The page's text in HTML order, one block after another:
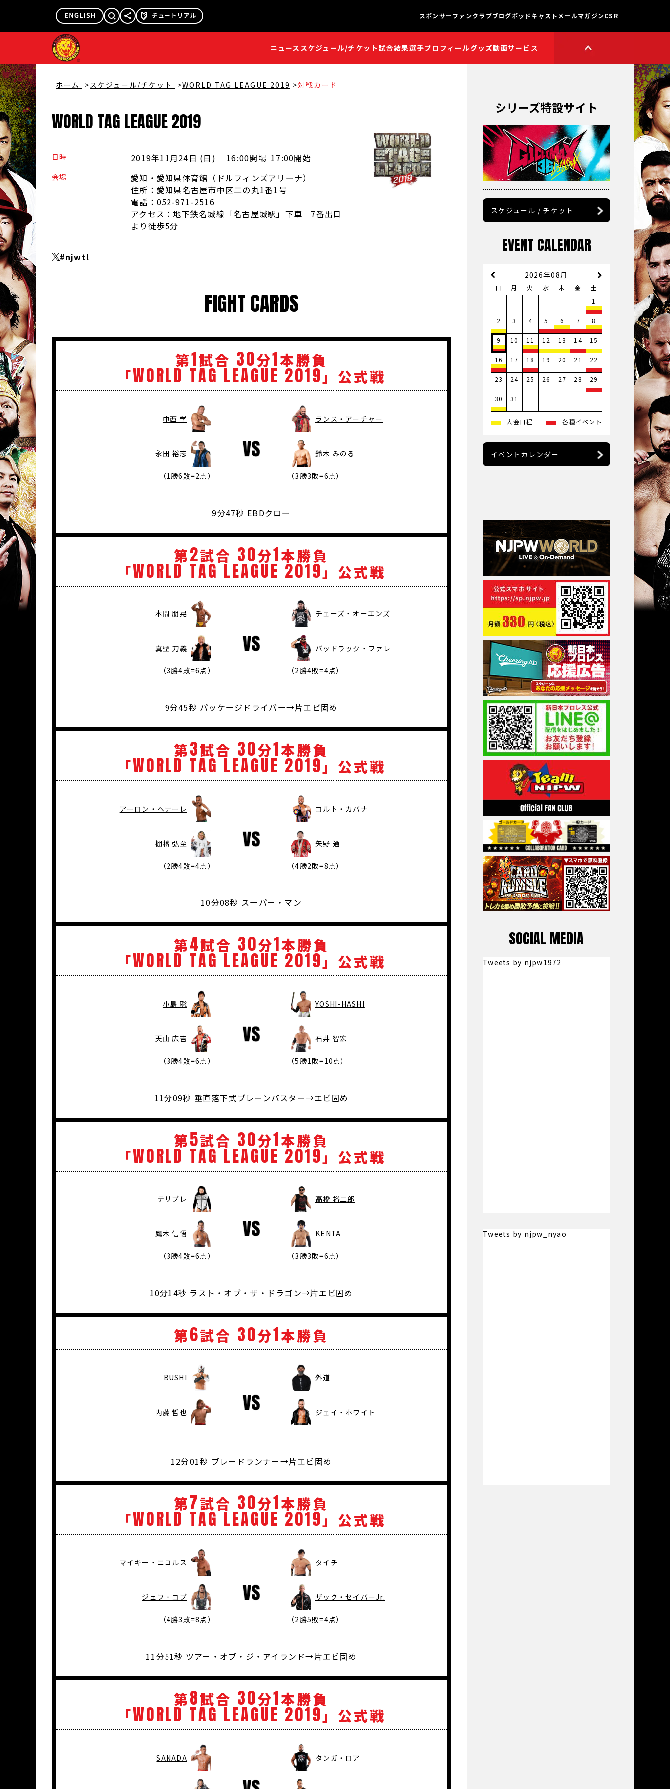
ニュース スケジュール/チケット試合結果選手プロフィールグッズ動画サービス
獣神サンダー・ライガー
矢野通プロデュース!!
スイーツ真壁チャンネル
聖帝タイチのゲーム実況
チャンネル
鷹木信悟ちゃんねる
オーカーンチャンネル
スポンサーファンクラブブログポッドキャスト メールマガジンCSR
ホーム スケジュール/チケット WORLD TAG LEAGUE 2019 対戦カード
WORLD TAG LEAGUE2019
日時 2019年11月24日 (日) 16:00開場 17:00開始
会場
愛知・愛知県体育館（ドルフィンズアリーナ）
住所： 愛知県名古屋市中区二の丸1番1号
電話： 052-971-2516
アクセス：地下鉄名城線「名古屋城駅」下車 7番出口
より徒歩5分
#njwtl
FIGHT CARDS
第1試合 30分1本勝負
「WORLD TAG LEAGUE 2019」公式戦
中西 学
永田 裕志
（1勝6敗=2点）
ランス・アーチャー
鈴木 みのる
（3勝3敗=6点）
9分47秒 EBDクロー
第2試合 30分1本勝負
「WORLD TAG LEAGUE 2019」公式戦
本間 朋晃
真壁 刀義
（3勝4敗=6点）
チェーズ・オーエンズ
バッドラック・ファレ
（2勝4敗=4点）
9分45秒 パッケージドライバー→片エビ固め
第3試合 30分1本勝負
「WORLD TAG LEAGUE 2019」公式戦
アーロン・ヘナーレ
棚橋 弘至
（2勝4敗=4点）
コルト・カバナ
矢野 通
（4勝2敗=8点）
10分08秒 スーパー・マン
第4試合 30分1本勝負
「WORLD TAG LEAGUE 2019」公式戦
小島 聡
天山 広吉
（3勝4敗=6点）
YOSHI-HASHI
石井 智宏
（5勝1敗=10点）
11分09秒 垂直落下式ブレーンバスター→エビ固め
第5試合 30分1本勝負
「WORLD TAG LEAGUE 2019」公式戦
テリブレ
鷹木 信悟
（3勝4敗=6点）
高橋 裕二郎
KENTA
（3勝3敗=6点）
10分14秒 ラスト・オブ・ザ・ドラゴン→片エビ固め
第6試合 30分1本勝負
BUSHI
内藤 哲也
外道
ジェイ・ホワイト
12分01秒 ブレードランナー→片エビ固め
第7試合 30分1本勝負
「WORLD TAG LEAGUE 2019」公式戦
マイキー・ニコルス
ジェフ・コブ
（4勝3敗=8点）
タイチ
ザック・セイバーJr.
（2勝5敗=4点）
11分51秒 ツアー・オブ・ジ・アイランド→片エビ固め
第8試合 30分1本勝負
「WORLD TAG LEAGUE 2019」公式戦
SANADA タンガ・ロア
シリーズ特設サイト
スケジュール / チケット
EVENT CALENDAR
2026年08月
日 月 火 水 木 金
土
1
2 3 4 5 6 7 8
9 10 11 12 13 14 15
16 17 18 19 20 21 22
23 24 25 26 27 28 29
30 31
大会日程 各種イベント
イベントカレンダー
SOCIAL MEDIA
Tweets by njpw1972
Tweets by njpw_nyao